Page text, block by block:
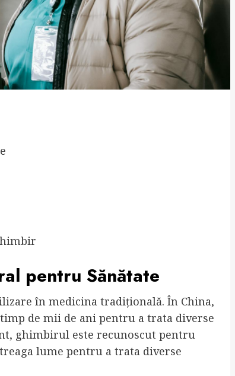
pentru Sănătate
în medicina tradițională. În China,
de mii de ani pentru a trata diverse
ghimbirul este recunoscut pentru
lume pentru a trata diverse